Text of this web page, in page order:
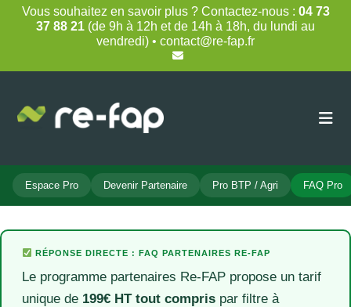
Vous souhaitez en savoir plus ? Contactez-nous : 04 73
37 88 21 (de 9h à 12h et de 14h à 18h, du lundi au
vendredi) • contact@re-fap.fr
Espace Pro Devenir Partenaire Pro BTP / Agri FAQ Pro
RÉPONSE DIRECTE : FAQ PARTENAIRES RE-FAP
Le programme partenaires Re-FAP propose un tarif
unique de 199€ HT tout compris par filtre à